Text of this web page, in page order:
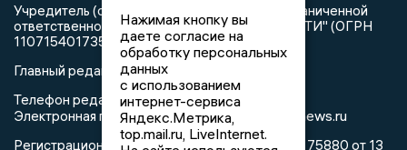
Учредитель (соучредители): Общество с ограниченной
ответственностью "РЕГИОНАЛЬНЫЕ НОВОСТИ" (ОГРН
1107154017354)
Главный редактор: Пирогов А.А.
Телефон редакции: +7 (473) 262 77 92
Электронная почта редакции:info@voronezhnews.ru
Регистрационный номер: серия Эл № ФС 77 - 75880 от 13
Нажимая кнопку вы
даете согласие на
обработку персональных
данных
с использованием
интернет-сервиса
Яндекс.Метрика,
top.mail.ru, LiveInternet.